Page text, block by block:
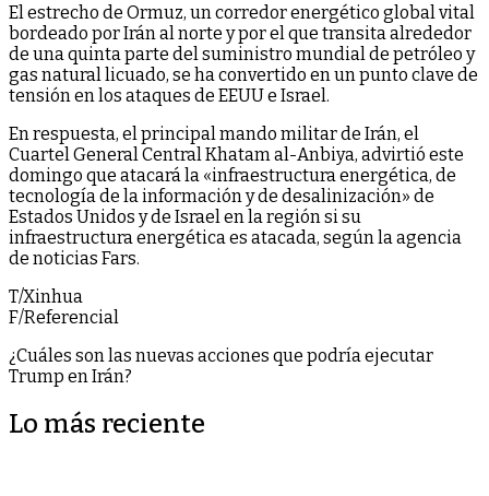
El estrecho de Ormuz, un corredor energético global vital
bordeado por Irán al norte y por el que transita alrededor
de una quinta parte del suministro mundial de petróleo y
gas natural licuado, se ha convertido en un punto clave de
tensión en los ataques de EEUU e Israel.
En respuesta, el principal mando militar de Irán, el
Cuartel General Central Khatam al-Anbiya, advirtió este
domingo que atacará la «infraestructura energética, de
tecnología de la información y de desalinización» de
Estados Unidos y de Israel en la región si su
infraestructura energética es atacada, según la agencia
de noticias Fars.
T/Xinhua
F/Referencial
¿Cuáles son las nuevas acciones que podría ejecutar
Trump en Irán?
Lo más reciente